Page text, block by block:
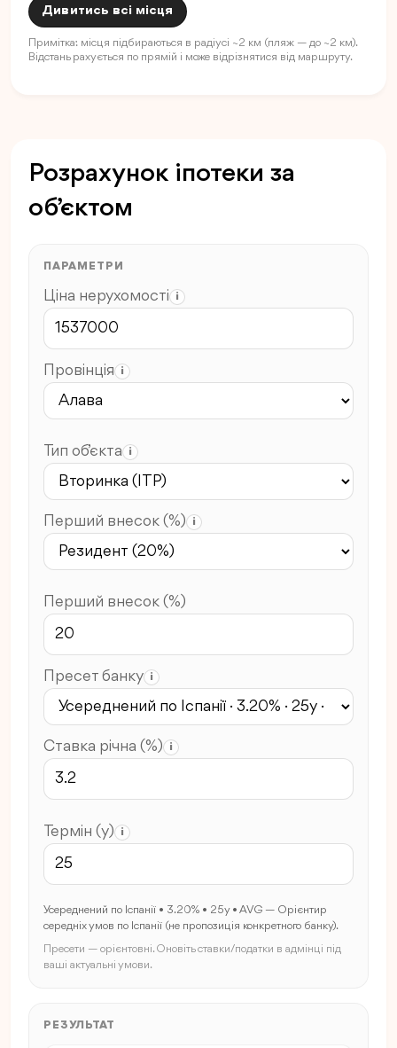
Дивитись всі місця
Примітка: місця підбираються в радіусі ~2 км (пляж — до ~2 км).
Відстань рахується по прямій і може відрізнятися від маршруту.
Розрахунок іпотеки за
об’єктом
ПАРАМЕТРИ
Ціна нерухомості i
Провінція i
Тип об’єкта i
Перший внесок (%) i
Перший внесок (%)
Пресет банку i
Ставка річна (%) i
Термін (y) i
Усереднений по Іспанії • 3.20% • 25y • AVG — Орієнтир
середніх умов по Іспанії (не пропозиція конкретного банку).
Пресети — орієнтовні. Оновіть ставки/податки в адмінці під
ваші актуальні умови.
РЕЗУЛЬТАТ